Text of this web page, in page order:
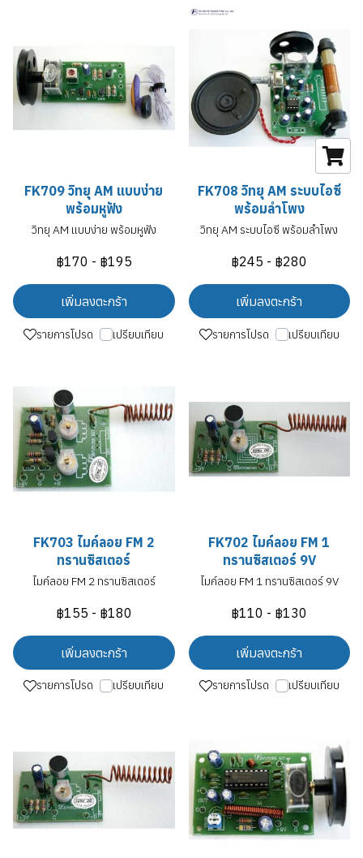
FK709 วิทยุ AM แบบง่าย
พร้อมหูฟัง
วิทยุ AM แบบง่าย พร้อมหูฟัง
฿170 - ฿195
เพิ่มลงตะกร้า
รายการโปรด เปรียบเทียบ
FK708 วิทยุ AM ระบบไอซี
พร้อมลำโพง
วิทยุ AM ระบบไอซี พร้อมลำโพง
฿245 - ฿280
เพิ่มลงตะกร้า
รายการโปรด เปรียบเทียบ
FK703 ไมค์ลอย FM 2
ทรานซิสเตอร์
ไมค์ลอย FM 2 ทรานซิสเตอร์
฿155 - ฿180
เพิ่มลงตะกร้า
รายการโปรด เปรียบเทียบ
FK702 ไมค์ลอย FM 1
ทรานซิสเตอร์ 9V
ไมค์ลอย FM 1 ทรานซิสเตอร์ 9V
฿110 - ฿130
เพิ่มลงตะกร้า
รายการโปรด เปรียบเทียบ